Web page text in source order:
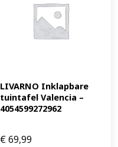
LIVARNO Inklapbare
tuintafel Valencia –
4054599272962
€69,99